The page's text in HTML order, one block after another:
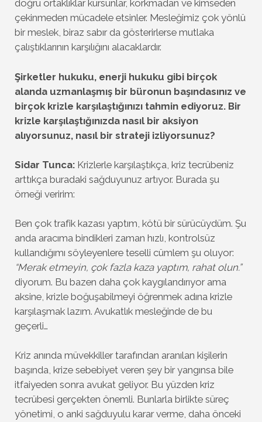
doğru ortaklıklar kursunlar, korkmadan ve kimseden
çekinmeden mücadele etsinler. Mesleğimiz çok yönlü
bir meslek, biraz sabır da gösterirlerse mutlaka
çalıştıklarının karşılığını alacaklardır.
Şirketler hukuku, enerji hukuku gibi birçok
alanda uzmanlaşmış bir büronun başındasınız ve
birçok krizle karşılaştığınızı tahmin ediyoruz. Bir
krizle karşılaştığınızda nasıl bir aksiyon
alıyorsunuz, nasıl bir strateji izliyorsunuz?
Sidar Tunca:Krizlerle karşılaştıkça, kriz tecrübeniz
arttıkça buradaki sağduyunuz artıyor. Burada şu
örneği veririm:
Ben çok trafik kazası yaptım, kötü bir sürücüydüm. Şu
anda aracıma bindikleri zaman hızlı, kontrolsüz
kullandığımı söyleyenlere teselli cümlem şu oluyor:
“Merak etmeyin, çok fazla kaza yaptım, rahat olun.”
diyorum. Bu bazen daha çok kaygılandırıyor ama
aksine, krizle boğuşabilmeyi öğrenmek adına krizle
karşılaşmak lazım. Avukatlık mesleğinde de bu
geçerli…
Kriz anında müvekkiller tarafından aranılan kişilerin
başında, krize sebebiyet veren şey bir yangınsa bile
itfaiyeden sonra avukat geliyor. Bu yüzden kriz
tecrübesi gerçekten önemli. Bunlarla birlikte süreç
yönetimi, o anki sağduyulu karar verme, daha önceki